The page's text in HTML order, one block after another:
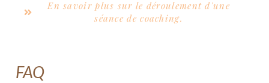
En savoir plus sur le déroulement d'une
séance de coaching.
FAQ